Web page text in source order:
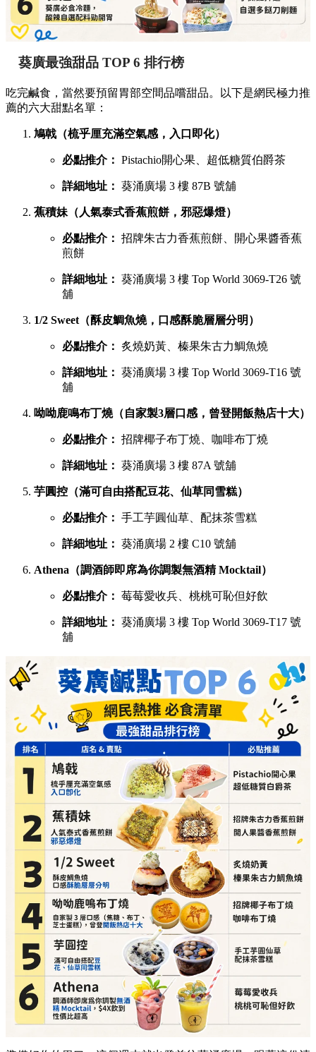
葵廣最強甜品 TOP 6 排行榜
吃完鹹食，當然要預留胃部空間品嚐甜品。以下是網民極力推
薦的六大甜點名單：
鳩戟（梳乎厘充滿空氣感，入口即化）
必點推介： Pistachio開心果、超低糖質伯爵茶
詳細地址： 葵涌廣場 3 樓 87B 號舖
蕉積妹（人氣泰式香蕉煎餅，邪惡爆燈）
必點推介： 招牌朱古力香蕉煎餅、開心果醬香蕉
煎餅
詳細地址： 葵涌廣場 3 樓 Top World 3069-T26 號
舖
1/2 Sweet（酥皮鯛魚燒，口感酥脆層層分明）
必點推介： 炙燒奶黃、榛果朱古力鯛魚燒
詳細地址： 葵涌廣場 3 樓 Top World 3069-T16 號
舖
呦呦鹿鳴布丁燒（自家製3層口感，曾登開飯熱店十大）
必點推介： 招牌椰子布丁燒、咖啡布丁燒
詳細地址： 葵涌廣場 3 樓 87A 號舖
芋圓控（滿可自由搭配豆花、仙草同雪糕）
必點推介： 手工芋圓仙草、配抹茶雪糕
詳細地址： 葵涌廣場 2 樓 C10 號舖
Athena（調酒師即席為你調製無酒精 Mocktail）
必點推介： 莓莓愛收兵、桃桃可恥但好飲
詳細地址： 葵涌廣場 3 樓 Top World 3069-T17 號
舖